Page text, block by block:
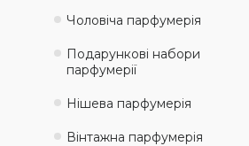
Чоловіча парфумерія
Подарункові набори
парфумерії
Нішева парфумерія
Вінтажна парфумерія